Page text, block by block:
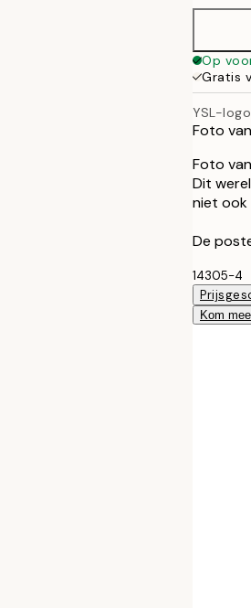
Op
Gratis
YSL-logo
Foto
Foto
Dit
niet ook
De
14305-4
Kom